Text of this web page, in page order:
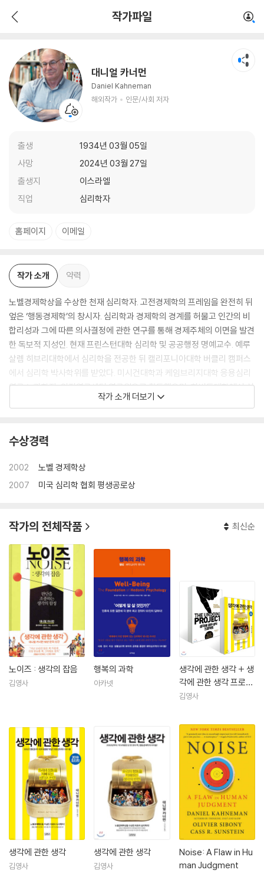
작가파일
대니얼 카너먼
Daniel Kahneman
해외작가
인문/사회 저자
출생
1934년 03월 05일
사망
2024년 03월 27일
출생지
이스라엘
직업
심리학자
인문/사회 저자
홈페이지 이메일
작가 소개 약력
노벨경제학상을 수상한 천재 심리학자. 고전경제학의 프레임을 완전히 뒤
엎은 ‘행동경제학’의 창시자. 심리학과 경제학의 경계를 허물고 인간의 비
합리성과 그에 따른 의사결정에 관한 연구를 통해 경제주체의 이면을 발견
한 독보적 지성인. 현재 프린스턴대학 심리학 및 공공행정 명예교수. 예루
살렘 히브리대학에서 심리학을 전공한 뒤 캘리포니아대학 버클리 캠퍼스
에서 심리학 박사학위를 받았다. 미시건대학과 케임브리지대학 응용심리
연구소 과학자, 인지연구센터 연구원으로 활동했으며, 하버드대학에서 심
리학을 강의했다. 비즈니스와 사회공헌 분야 컨설팅 회사인 ‘더 그레이티
pect theory’으로 2002년 노벨경제학상을 수상했다. 심리학자인 그가
기 때문이다. 카너먼과 동료 트버스키가 전망 이론을 발표한 1979년은 ‘행
동경제학의 원년’으로 불린다.
학협회가 수여하는 공로상을 받았다. 2011년 〈포린 폴리시〉 선정 ‘세계 일
류 사상가’, 〈블룸버그〉 선정 ‘세계 금융 분야에서 가장 영향력 있는 50
인’에 이름을 올렸다. 2013년에는 오바마 대통령에게서 대통령 자유훈장
을 받았다. 그밖에도 미국심리과학협회의 탁월한 과학적 기여상(1982),
실험심리학자학회의 워런 상(1995), 일반심리학에 대한 기여가 인정되어
힐가드 상(1995)을 수상했다. 주요 저서로 행동경제학의 바이블로 자리
매김한 베스트셀러 《생각에 관한 생각》이 있으며, 다수의 논문을 통해 인
간과 사회 이해의 새로운 길을 열었다.
작가 소개 더보기
수상경력
2002
노벨 경제학상
2007
미국 심리학 협회 평생공로상
작가의 전체작품 최신순
노이즈 : 생각의 잡음
김영사
행복의 과학
아카넷
생각에 관한 생각 + 생
각에 관한 생각 프로젝
트
김영사
생각에 관한 생각
김영사
생각에 관한 생각
김영사
Noise: A Flaw in Hu
man Judgment